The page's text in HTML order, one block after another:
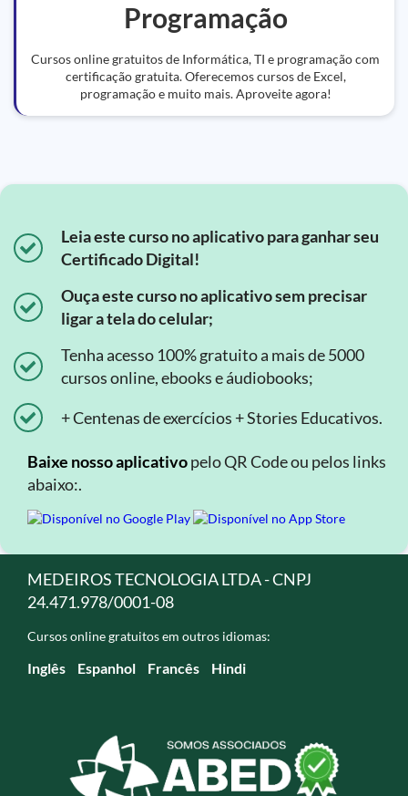
Programação
Cursos online gratuitos de Informática, TI e programação com
certificação gratuita. Oferecemos cursos de Excel,
programação e muito mais. Aproveite agora!
Leia este curso no aplicativo para ganhar seu
Certificado Digital!
Ouça este curso no aplicativo sem precisar
ligar a tela do celular;
Tenha acesso 100% gratuito a mais de 5000
cursos online, ebooks e áudiobooks;
+ Centenas de exercícios + Stories Educativos.
Baixe nosso aplicativopelo QR Code ou pelos links
abaixo:.
MEDEIROS TECNOLOGIA LTDA - CNPJ
24.471.978/0001-08
Cursos online gratuitos em outros idiomas:
Inglês Espanhol Francês Hindi